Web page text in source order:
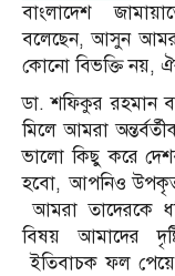
বাংলাদেশ
বলেছেন, আসুন
কোনো বিভক্তি নয়,
ডা. শফিকুর রহমান
মিলে আমরা
ভালো কিছু করে
হবো, আপনিও উপকৃত
আমরা তাদেরকে
বিষয় আমাদের
ইতিবাচক ফল